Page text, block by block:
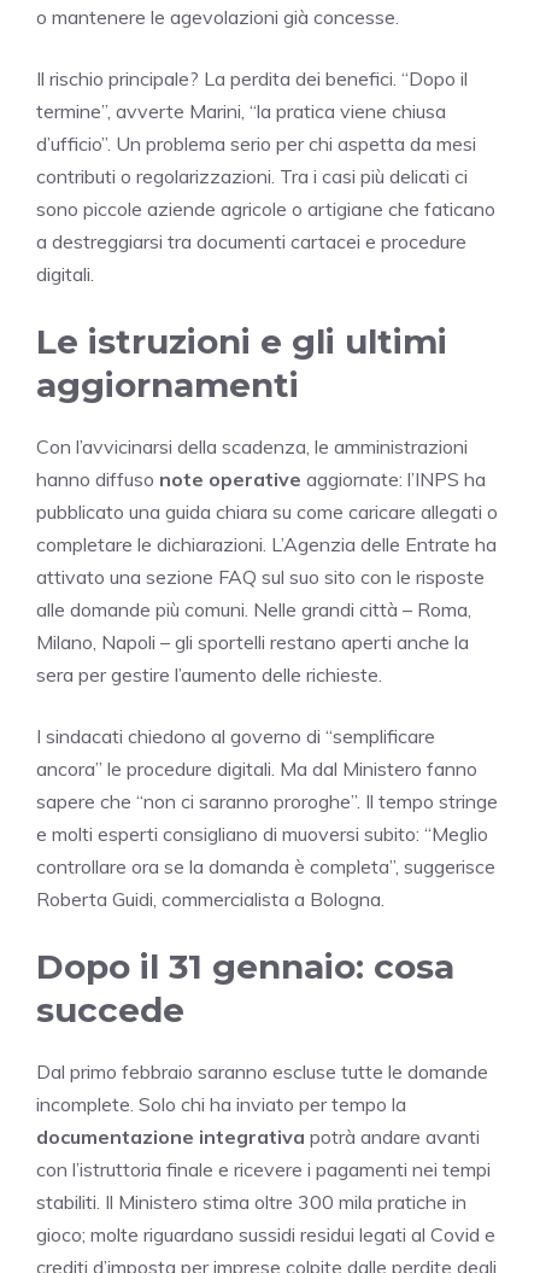
o mantenere le agevolazioni già concesse.
Il rischio principale? La perdita dei benefici. “Dopo il
termine”, avverte Marini, “la pratica viene chiusa
d’ufficio”. Un problema serio per chi aspetta da mesi
contributi o regolarizzazioni. Tra i casi più delicati ci
sono piccole aziende agricole o artigiane che faticano
a destreggiarsi tra documenti cartacei e procedure
digitali.
Le istruzioni e gli ultimi
aggiornamenti
Con l’avvicinarsi della scadenza, le amministrazioni
hanno diffuso note operative aggiornate: l’INPS ha
pubblicato una guida chiara su come caricare allegati o
completare le dichiarazioni. L’Agenzia delle Entrate ha
attivato una sezione FAQ sul suo sito con le risposte
alle domande più comuni. Nelle grandi città – Roma,
Milano, Napoli – gli sportelli restano aperti anche la
sera per gestire l’aumento delle richieste.
I sindacati chiedono al governo di “semplificare
ancora” le procedure digitali. Ma dal Ministero fanno
sapere che “non ci saranno proroghe”. Il tempo stringe
e molti esperti consigliano di muoversi subito: “Meglio
controllare ora se la domanda è completa”, suggerisce
Roberta Guidi, commercialista a Bologna.
Dopo il 31 gennaio: cosa
succede
Dal primo febbraio saranno escluse tutte le domande
incomplete. Solo chi ha inviato per tempo la
documentazione integrativa potrà andare avanti
con l’istruttoria finale e ricevere i pagamenti nei tempi
stabiliti. Il Ministero stima oltre 300 mila pratiche in
gioco; molte riguardano sussidi residui legati al Covid e
crediti d’imposta per imprese colpite dalle perdite degli